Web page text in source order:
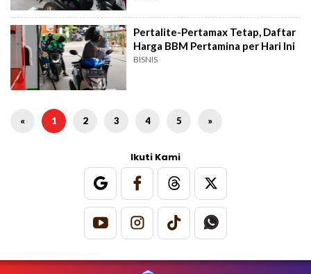
Pertalite-Pertamax Tetap, Daftar
Harga BBM Pertamina per Hari Ini
BISNIS
« 1 2 3 4 5 »
Ikuti Kami